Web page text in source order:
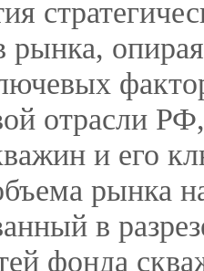
рынка,
отрасли
и его
рынка
в
фонда